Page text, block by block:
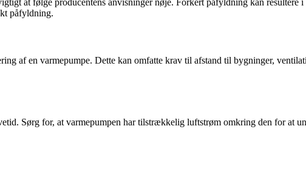
at følge producentens anvisninger nøje. Forkert påfyldning kan
påfyldning.
af en varmepumpe. Dette kan omfatte krav til afstand til bygninger,
Sørg for, at varmepumpen har tilstrækkelig luftstrøm omkring den for at